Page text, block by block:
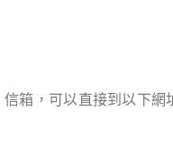
信箱，可以直接到以下網